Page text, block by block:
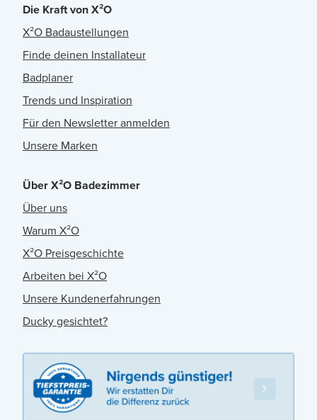
Die Kraft von X²O
X²O Badaustellungen
Finde deinen Installateur
Badplaner
Trends und Inspiration
Für den Newsletter anmelden
Unsere Marken
Über X²O Badezimmer
Über uns
Warum X²O
X²O Preisgeschichte
Arbeiten bei X²O
Unsere Kundenerfahrungen
Ducky gesichtet?